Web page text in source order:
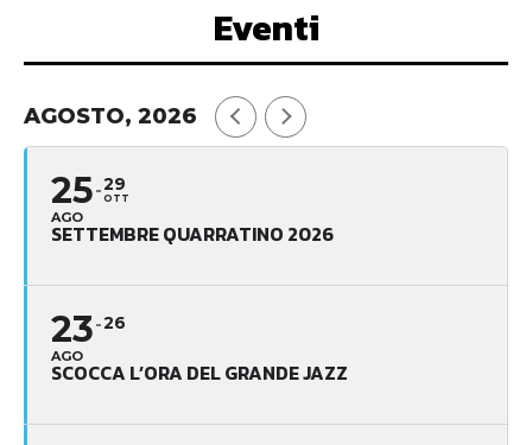
Eventi
AGOSTO, 2026
25
AGO
29
OTT
SETTEMBRE QUARRATINO 2026
23
AGO
26
SCOCCA L’ORA DEL GRANDE JAZZ